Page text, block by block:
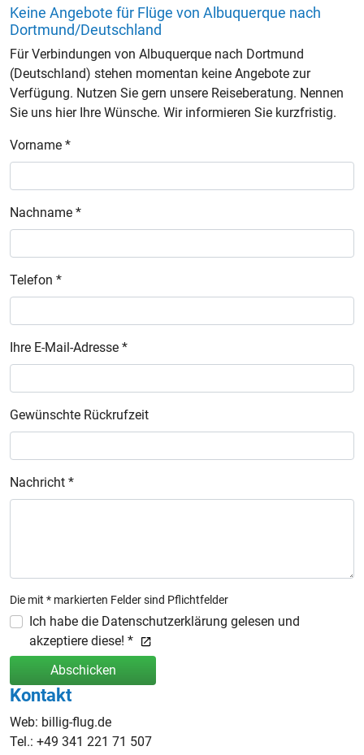
Keine Angebote für Flüge von Albuquerque nach
Dortmund/Deutschland
Für Verbindungen von Albuquerque nach Dortmund
(Deutschland) stehen momentan keine Angebote zur
Verfügung. Nutzen Sie gern unsere Reiseberatung. Nennen
Sie uns hier Ihre Wünsche. Wir informieren Sie kurzfristig.
Vorname *
Nachname *
Telefon *
Ihre E-Mail-Adresse *
Gewünschte Rückrufzeit
Nachricht *
Die mit * markierten Felder sind Pflichtfelder
Ich habe die Datenschutzerklärung gelesen und
akzeptiere diese! *
Abschicken
Kontakt
Web: billig-flug.de
Tel.: +49 341 221 71 507